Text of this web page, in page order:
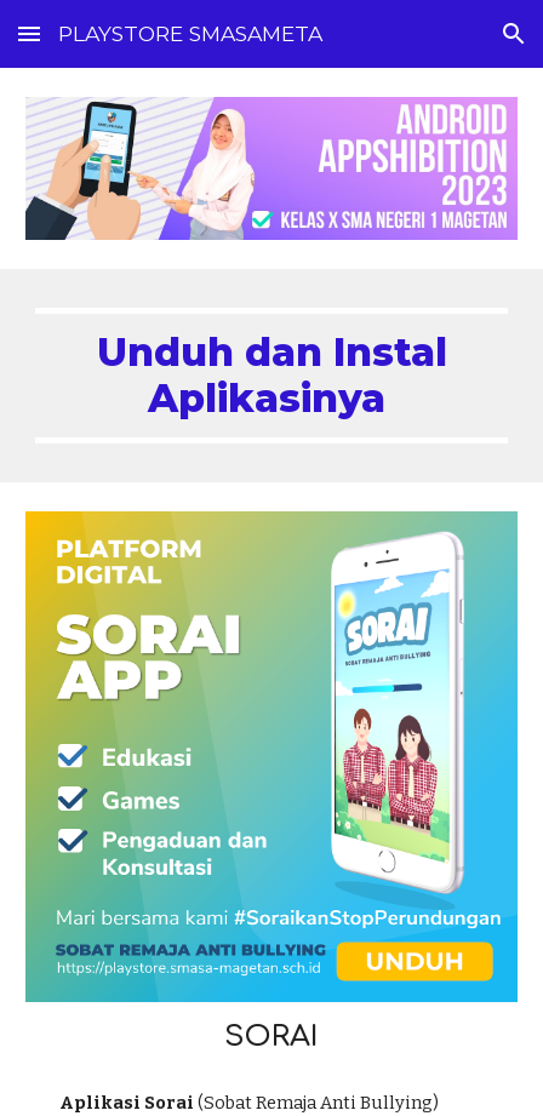
Skip to main content Skip to navigation
PLAYSTORE SMASAMETA
Unduh dan Instal
Aplikasinya
SORAI
Aplikasi Sorai (Sobat Remaja Anti Bullying)